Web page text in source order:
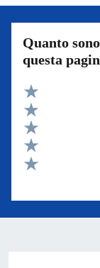
Quanto
questa
Valuta 5 stelle su 5
Valuta 4 stelle su 5
Valuta 3 stelle su 5
Valuta 2 stelle su 5